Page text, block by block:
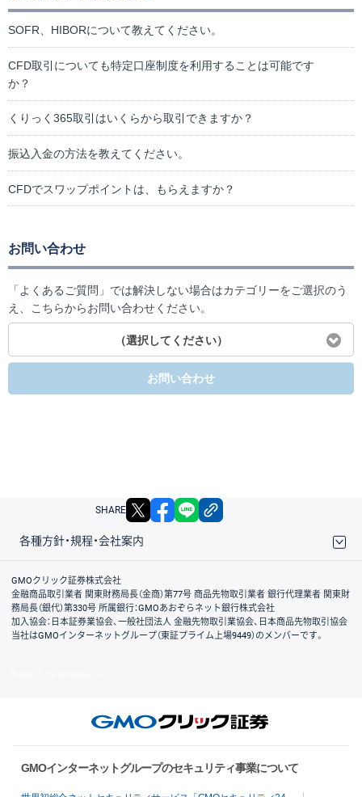
SOFR、HIBORについて教えてください。
CFD取引についても特定口座制度を利用することは可能です
か？
くりっく365取引はいくらから取引できますか？
振込入金の方法を教えてください。
CFDでスワップポイントは、もらえますか？
お問い合わせ
「よくあるご質問」では解決しない場合はカテゴリーをご選択のう
え、こちらからお問い合わせください。
（選択してください）
お問い合わせ
SHARE X facebook
各種方針・規程・会社案内
取引規程・約款
サイトマップ
その他のご案内
個人情報保護方針
最良執行方針
サイトのご利用について
ディスクレイマー
信託保全
リスク説明
会社案内
GMOクリック証券株式会社
金融商品取引業者 関東財務局長（金商）第77号 商品先物取引業者 銀行代理業者 関東財
務局長（銀代）第330号 所属銀行：GMOあおぞらネット銀行株式会社
加入協会：日本証券業協会、一般社団法人 金融先物取引業協会、日本商品先物取引協会
当社はGMOインターネットグループ（東証プライム上場9449）のメンバーです。
GMOインターネットグループのセキュリティ事業について